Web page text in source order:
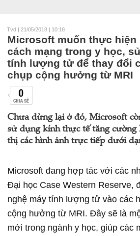
Tvd | 21/05/2018 | 10:18
Microsoft muốn thực hiện
cách mạng trong y học,
tính lượng tử để thay đổi
chụp cộng hưởng từ MRI
0
CHIA SẺ
Chưa dừng lại ở đó, Microsoft
sử dụng kính thực tế tăng cường
thị các hình ảnh trực tiếp dưới
Microsoft đang hợp tác với các
Đại học Case Western Reserve,
nghệ máy tính lượng tử vào các
cộng hưởng từ MRI. Đây sẽ là
mới trong ngành y học, giúp các